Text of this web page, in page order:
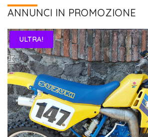
ANNUNCI IN PROMOZIONE
ULTRA!